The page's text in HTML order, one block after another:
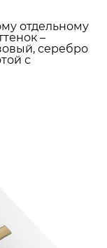
отдельному
–
серебро
с